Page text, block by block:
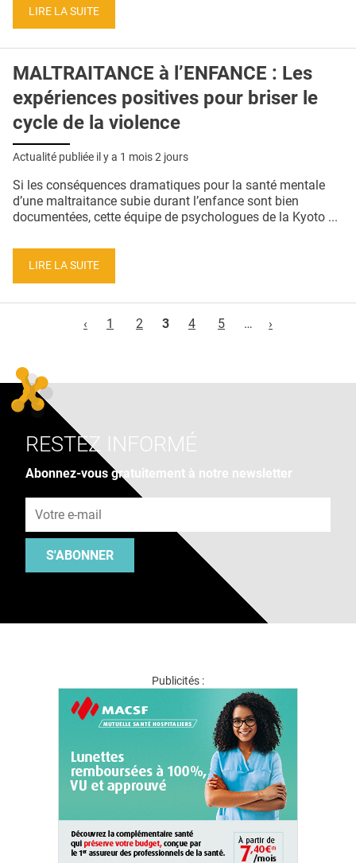
LIRE LA SUITE
MALTRAITANCE à l’ENFANCE : Les
expériences positives pour briser le
cycle de la violence
Actualité publiée il y a 1 mois 2 jours
Si les conséquences dramatiques pour la santé mentale
d’une maltraitance subie durant l’enfance sont bien
documentées, cette équipe de psychologues de la Kyoto ...
LIRE LA SUITE
‹
1 2 3 4 5 … ›
RESTEZ INFORMÉ
Abonnez-vous gratuitement à notre newsletter
S'ABONNER
Publicités :